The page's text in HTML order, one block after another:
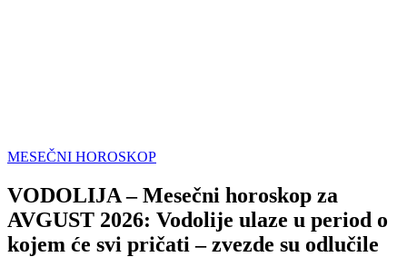
MESEČNI HOROSKOP
VODOLIJA – Mesečni horoskop za
AVGUST 2026: Vodolije ulaze u period o
kojem će svi pričati – zvezde su odlučile